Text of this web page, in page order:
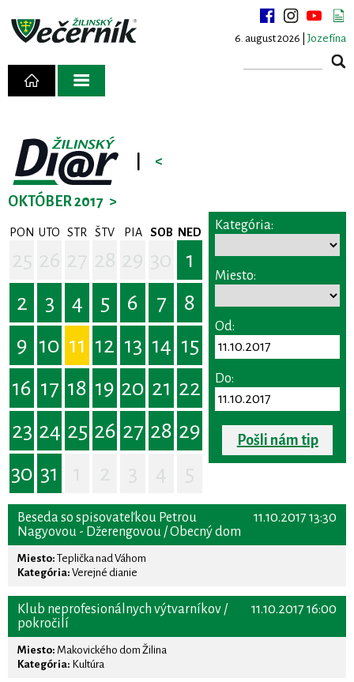
6. august 2026 | Jozefína
<
OKTÓBER 2017 >
PON UTO STR ŠTV PIA SOB NED
1
2
3 4 5 6 7
8
9 10 11 12 13 14 15
16 17 18 19 20 21 22
23 24 25 26 27 28 29
30 31
Kategória:
Miesto:
Od:
Do:
Pošli nám tip
11.10.2017 13:30
Beseda so spisovateľkou Petrou
Nagyovou - Džerengovou / Obecný dom
Miesto: Teplička nad Váhom
Kategória: Verejné dianie
11.10.2017 16:00
Klub neprofesionálnych výtvarníkov /
pokročilí
Miesto: Makovického dom Žilina
Kategória: Kultúra